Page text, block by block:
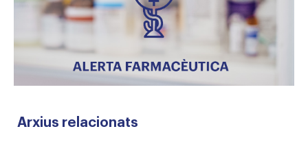
Arxius relacionats